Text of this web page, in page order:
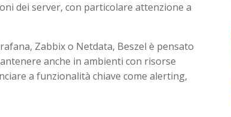
dei server, con particolare attenzione a
Zabbix o Netdata, Beszel è pensato
anche in ambienti con risorse
a funzionalità chiave come alerting,